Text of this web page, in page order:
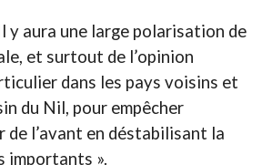
y aura une large polarisation de
et surtout de l’opinion
dans les pays voisins et
du Nil, pour empêcher
de l’avant en déstabilisant la
importants ».